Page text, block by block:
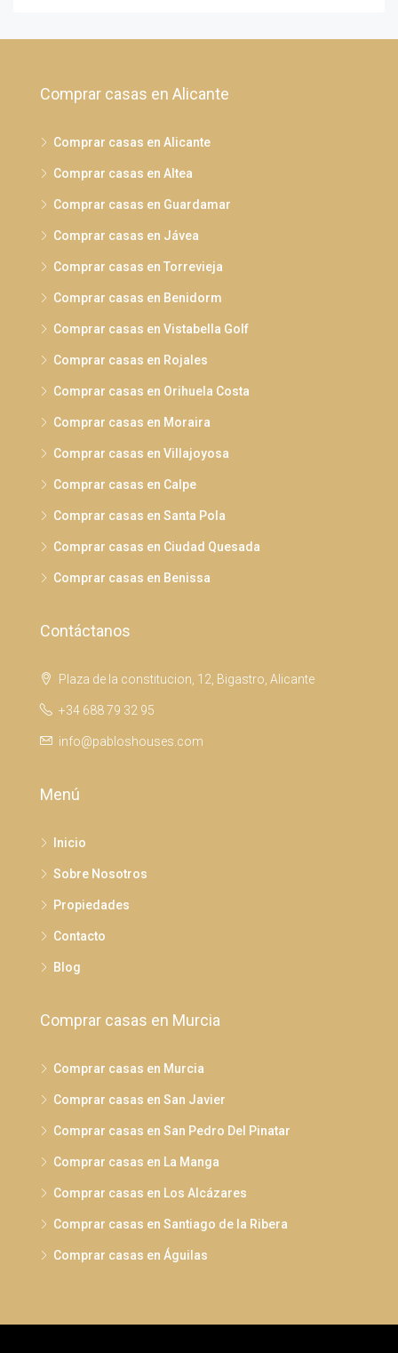
Comprar casas en Alicante
Comprar casas en Alicante
Comprar casas en Altea
Comprar casas en Guardamar
Comprar casas en Jávea
Comprar casas en Torrevieja
Comprar casas en Benidorm
Comprar casas en Vistabella Golf
Comprar casas en Rojales
Comprar casas en Orihuela Costa
Comprar casas en Moraira
Comprar casas en Villajoyosa
Comprar casas en Calpe
Comprar casas en Santa Pola
Comprar casas en Ciudad Quesada
Comprar casas en Benissa
Contáctanos
Plaza de la constitucion, 12, Bigastro, Alicante
+34 688 79 32 95
info@pabloshouses.com
Menú
Inicio
Sobre Nosotros
Propiedades
Contacto
Blog
Comprar casas en Murcia
Comprar casas en Murcia
Comprar casas en San Javier
Comprar casas en San Pedro Del Pinatar
Comprar casas en La Manga
Comprar casas en Los Alcázares
Comprar casas en Santiago de la Ribera
Comprar casas en Águilas